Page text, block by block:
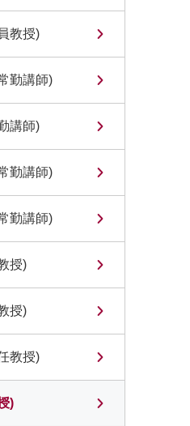
教授)
勤講師)
講師)
勤講師)
勤講師)
授)
授)
教授)
)